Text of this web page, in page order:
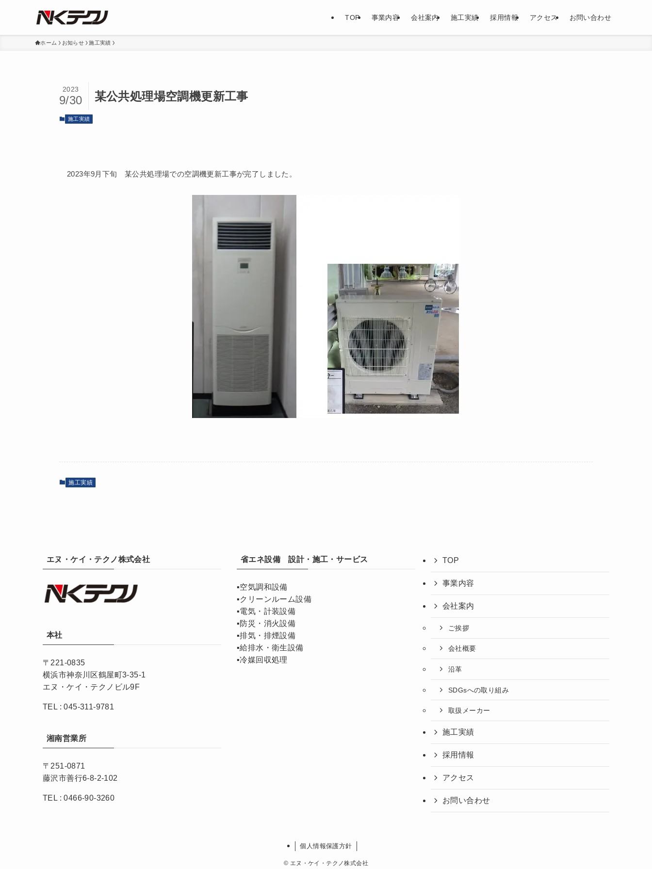
TOP 事業内容 会社案内 施工実績 採用情報 アクセス お問い合わせ
ホーム お知らせ 施工実績
某公共処理場空調機更新工事
2023
9/30
施工実績
2023年9月下旬 某公共処理場での空調機更新工事が完了しました。
施工実績
エヌ・ケイ・テクノ株式会社
本社
〒221-0835
横浜市神奈川区鶴屋町3-35-1
エヌ・ケイ・テクノビル9F
TEL : 045-311-9781
湘南営業所
〒251-0871
藤沢市善行6-8-2-102
TEL : 0466-90-3260
省エネ設備 設計・施工・サービス
▪️空気調和設備
▪️クリーンルーム設備
▪️電気・計装設備
▪️防災・消火設備
▪️排気・排煙設備
▪️給排水・衛生設備
▪️冷媒回収処理
TOP
事業内容
会社案内
ご挨拶
会社概要
沿革
SDGsへの取り組み
取扱メーカー
施工実績
採用情報
アクセス
お問い合わせ
個人情報保護方針
© エヌ・ケイ・テクノ株式会社